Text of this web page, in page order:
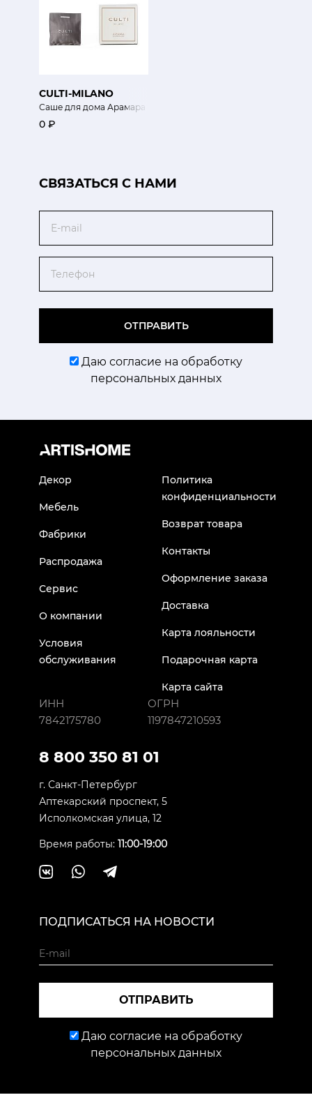
CULTI-MILANO
Саше для дома Арамара Aramara
0 ₽
CВЯЗАТЬСЯ С НАМИ
ОТПРАВИТЬ
Даю согласие на обработку
персональных данных
Декор
Мебель
Фабрики
Распродажа
Сервис
О компании
Условия
обслуживания
Политика
конфиденциальности
Возврат товара
Контакты
Оформление заказа
Доставка
Карта лояльности
Подарочная карта
Карта сайта
ИНН
7842175780
ОГРН
1197847210593
8 800 350 81 01
г. Санкт-Петербург
Аптекарский проспект, 5
Исполкомская улица, 12
Время работы: 11:00-19:00
ПОДПИСАТЬСЯ НА НОВОСТИ
ОТПРАВИТЬ
Даю согласие на обработку
персональных данных